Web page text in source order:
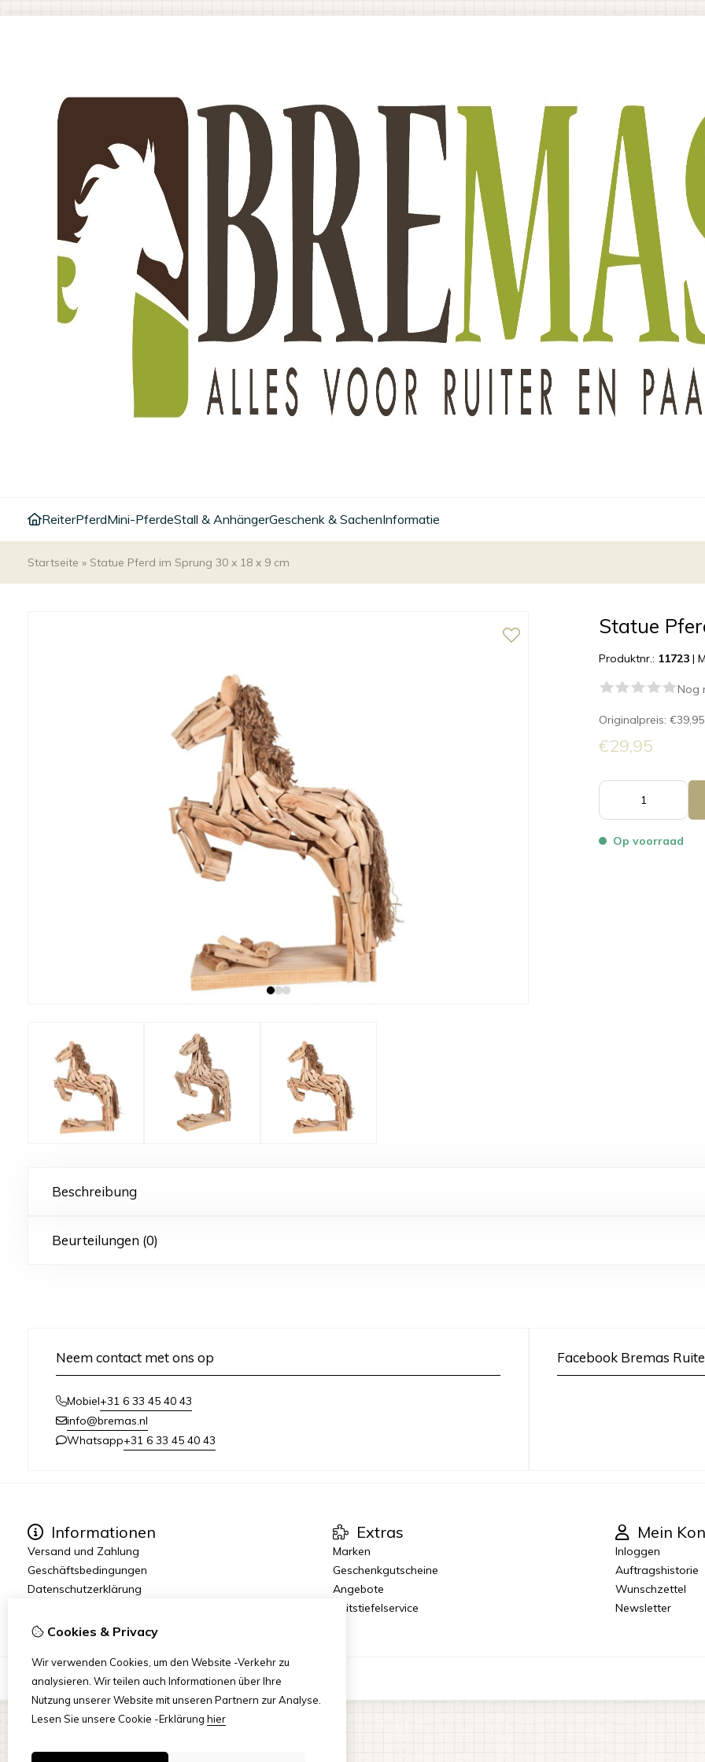
ReiterPferdMini-PferdeStall & AnhängerGeschenk & SachenInformatie
Startseite » Statue Pferd im Sprung 30 x 18 x 9 cm
Statue
Produktnr.: 11723 |
Nog
Originalpreis:€39,95
€29,95
Op voorraad
Beschreibung
Beurteilungen (0)
Neem contact met ons op
Mobiel+31 6 33 45 40 43
info@bremas.nl
Whatsapp+31 6 33 45 40 43
Facebook Bremas
Informationen
Versand und Zahlung
Geschäftsbedingungen
Datenschutzerklärung
Extras
Marken
Geschenkgutscheine
Angebote
Reitstiefelservice
Mein
Inloggen
Auftragshistorie
Wunschzettel
Newsletter
Cookies & Privacy
Wir verwenden Cookies, um den Website -Verkehr zu
analysieren. Wir teilen auch Informationen über Ihre
Nutzung unserer Website mit unseren Partnern zur Analyse.
Lesen Sie unsere Cookie -Erklärung hier